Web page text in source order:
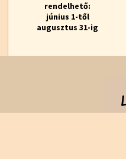
rendelhető:
június 1-től
augusztus 31-ig